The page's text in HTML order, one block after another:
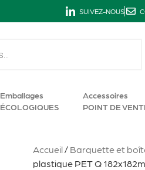
SUIVEZ-NOUS
Emballages
ÉCOLOGIQUES
Accessoires
POINT DE
Accueil/ Barquette et
plastique PET Q